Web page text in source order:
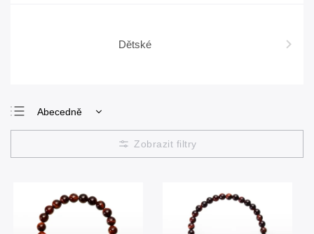
Dětské
Abecedně
Nejlevnější
Nejdražší